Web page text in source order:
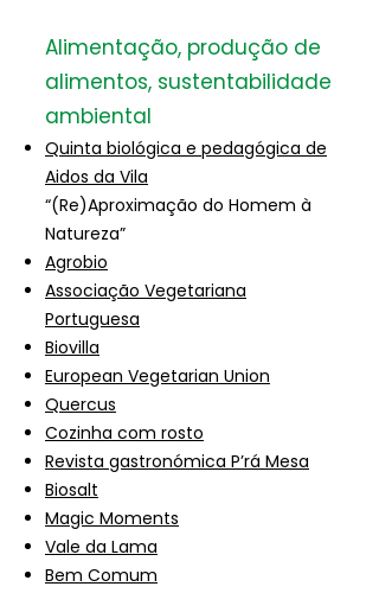
Alimentação, produção de
alimentos, sustentabilidade
ambiental
Quinta biológica e pedagógica de
Aidos da Vila
“(Re)Aproximação do Homem à
Natureza”
Agrobio
Associação Vegetariana
Portuguesa
Biovilla
European Vegetarian Union
Quercus
Cozinha com rosto
Revista gastronómica P’rá Mesa
Biosalt
Magic Moments
Vale da Lama
Bem Comum